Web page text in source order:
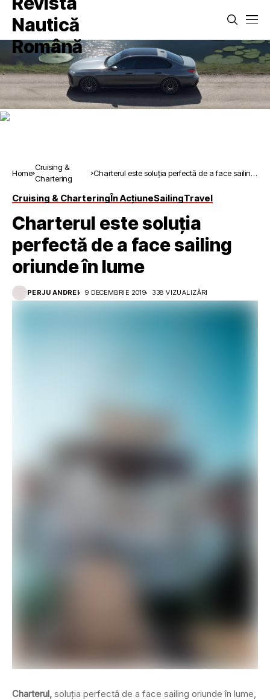
Home
Cruising &
Chartering
Charterul este soluția perfectă de a face sailing
Cruising & CharteringÎn AcțiuneSailingTravel
Charterul este soluția
perfectă de a face sailing
oriunde în lume
PERJU ANDREI 9 DECEMBRIE 2019 338 VIZUALIZĂRI
Charterul, soluția perfectă de a face sailing oriunde în lume,